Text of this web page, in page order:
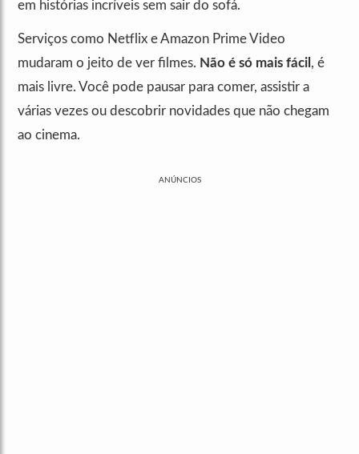
em histórias incríveis sem sair do sofá.
Serviços como Netflix e Amazon Prime Video
mudaram o jeito de ver filmes. Não é só mais fácil , é
mais livre. Você pode pausar para comer, assistir a
várias vezes ou descobrir novidades que não chegam
ao cinema.
ANÚNCIOS